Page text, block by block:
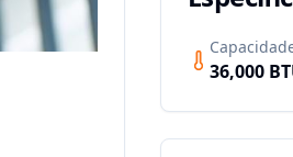
36,000